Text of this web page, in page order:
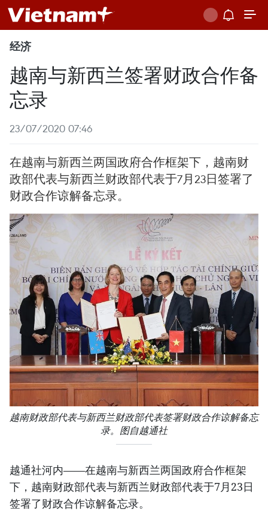
经济
越南与新西兰签署财政合作备
忘录
23/07/2020 07:46
在越南与新西兰两国政府合作框架下，越南财
政部代表与新西兰财政部代表于7月23日签署了
财政合作谅解备忘录。
越南财政部代表与新西兰财政部代表签署财政合作谅解备忘
录。图自越通社
越通社河内——在越南与新西兰两国政府合作框架
下，越南财政部代表与新西兰财政部代表于7月23日
签署了财政合作谅解备忘录。